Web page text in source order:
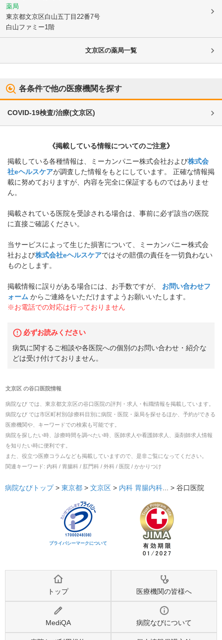
薬局
東京都文京区白山五丁目22番7号
白山ファミー1階
文京区の薬局一覧
各条件で他の医療機関を探す
COVID-19検査/治療(文京区)
《掲載している情報についてのご注意》
掲載している各種情報は、ミーカンパニー株式会社および株式会
社eヘルスケアが調査した情報をもとにしています。 正確な情報掲
載に努めておりますが、内容を完全に保証するものではありませ
ん。
掲載されている医院を受診される場合は、事前に必ず該当の医院
に直接ご確認ください。
当サービスによって生じた損害について、ミーカンパニー株式会
社および株式会社eヘルスケアではその賠償の責任を一切負わない
ものとします。
掲載情報に誤りがある場合には、お手数ですが、
お問い合わせフ
ォーム からご連絡をいただけますようお願いいたします。
※お電話での対応は行っておりません
必ずお読みください
病気に関するご相談や各医院への個別のお問い合わせ・紹介な
どは受け付けておりません。
文京区の谷口医院情報
病院なび では、 東京都文京区の谷口医院の評判・求人・転職情報を掲載しています。
病院なび では市区町村別/診療科目別に病院・医院・薬局を探せるほか、予約ができる
医療機関や、キーワードでの検索も可能です。
病院を探したい時、診療時間を調べたい時、医師求人や看護師求人、薬剤師求人情報
を知りたい時に便利です。
また、役立つ医療コラムなども掲載していますので、是非ご覧になってください。
関連キーワード: 内科 / 胃腸科 / 肛門科 / 外科 / 医院 / かかりつけ
病院なびトップ > 東京都 > 文京区 > 内科 胃腸内科... > 谷口医院
プライバシーマークについて
トップ 医療機関の皆様へ
MediQA 病院なびについて